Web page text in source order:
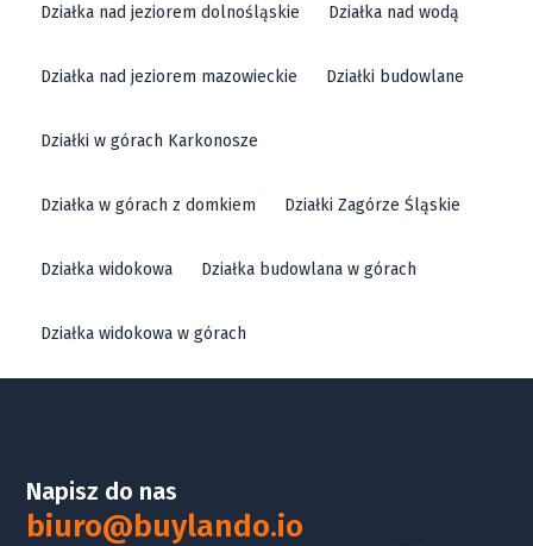
Działka nad jeziorem dolnośląskie Działka nad wodą
Działka nad jeziorem mazowieckie Działki budowlane
Działki w górach Karkonosze
Działka w górach z domkiem Działki Zagórze Śląskie
Działka widokowa Działka budowlana w górach
Działka widokowa w górach
Napisz do nas
biuro@buylando.io